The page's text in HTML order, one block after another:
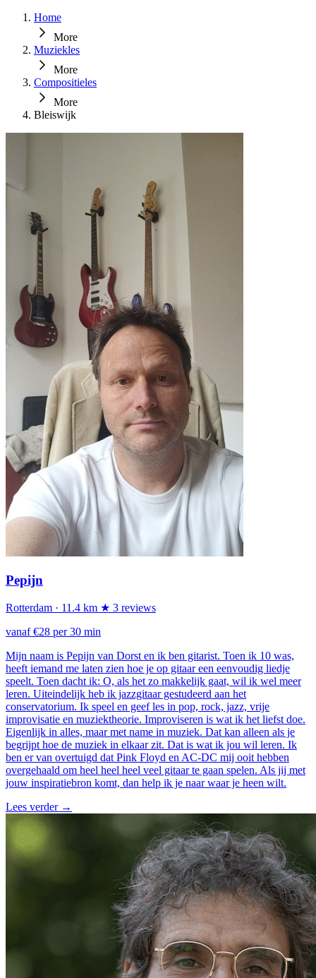
Home
More
Muziekles
More
Compositieles
More
Bleiswijk
Pepijn
Rotterdam · 11.4 km ★ 3 reviews
vanaf €28 per 30 min
Mijn naam is Pepijn van Dorst en ik ben gitarist. Toen ik 10 was,
heeft iemand me laten zien hoe je op gitaar een eenvoudig liedje
speelt. Toen dacht ik: O, als het zo makkelijk gaat, wil ik wel meer
leren. Uiteindelijk heb ik jazzgitaar gestudeerd aan het
conservatorium. Ik speel en geef les in pop, rock, jazz, vrije
improvisatie en muziektheorie. Improviseren is wat ik het liefst doe.
Eigenlijk in alles, maar met name in muziek. Dat kan alleen als je
begrijpt hoe de muziek in elkaar zit. Dat is wat ik jou wil leren. Ik
ben er van overtuigd dat Pink Floyd en AC-DC mij ooit hebben
overgehaald om heel heel heel veel gitaar te gaan spelen. Als jij met
jouw inspiratiebron komt, dan help ik je naar waar je heen wilt.
Lees verder →